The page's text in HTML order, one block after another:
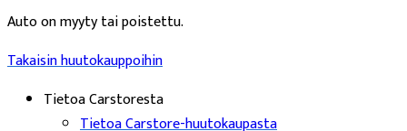
Auto on myyty tai poistettu.
Takaisin huutokauppoihin
Tietoa Carstoresta
Tietoa Carstore-huutokaupasta